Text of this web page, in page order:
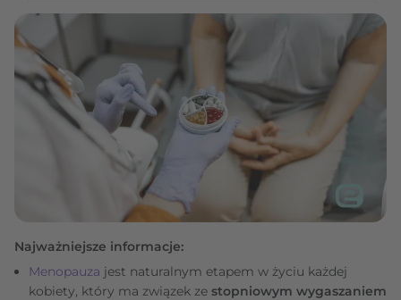
Najważniejsze informacje:
Menopauza jest naturalnym etapem w życiu każdej
kobiety, który ma związek ze stopniowym wygaszaniem